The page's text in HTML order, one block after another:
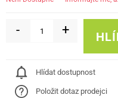
- +
Hlídat dostupnost
Položit dotaz prodejci